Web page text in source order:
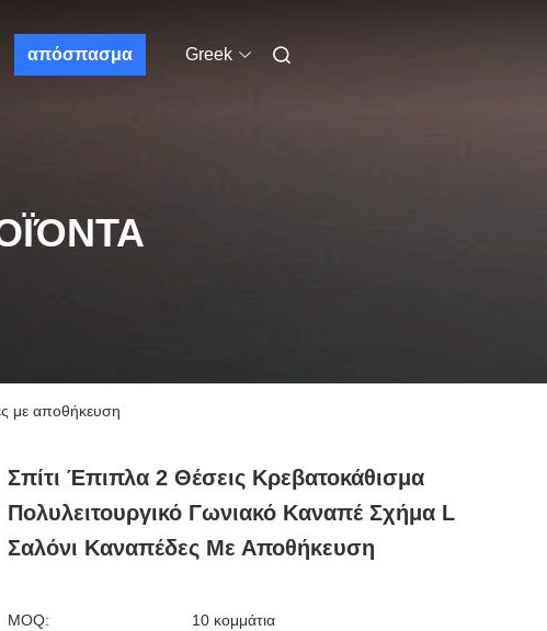
απόσπασμα Greek
με αποθήκευση
Σπίτι Έπιπλα 2 Θέσεις Κρεβατοκάθισμα
Πολυλειτουργικό Γωνιακό Καναπέ Σχήμα L
Σαλόνι Καναπέδες Με Αποθήκευση
MOQ: 10 κομμάτια